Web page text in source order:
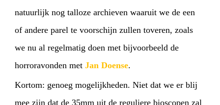
natuurlijk nog talloze archieven waaruit we de een
of andere parel te voorschijn zullen toveren, zoals
we nu al regelmatig doen met bijvoorbeeld de
horroravonden met Jan Doense.
Kortom: genoeg mogelijkheden. Niet dat we er blij
mee zijn dat de 35mm uit de reguliere bioscopen zal